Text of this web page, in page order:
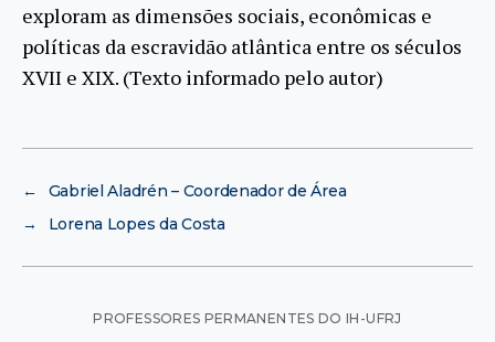
exploram as dimensões sociais, econômicas e
políticas da escravidão atlântica entre os séculos
XVII e XIX. (Texto informado pelo autor)
←
Gabriel Aladrén – Coordenador de Área
→
Lorena Lopes da Costa
Categorias
PROFESSORES PERMANENTES DO IH-UFRJ